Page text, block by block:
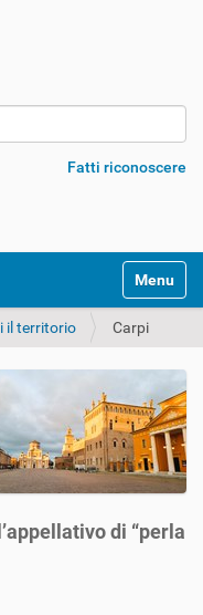
Fatti riconoscere
Alterna
il territorio Carpi
di “perla